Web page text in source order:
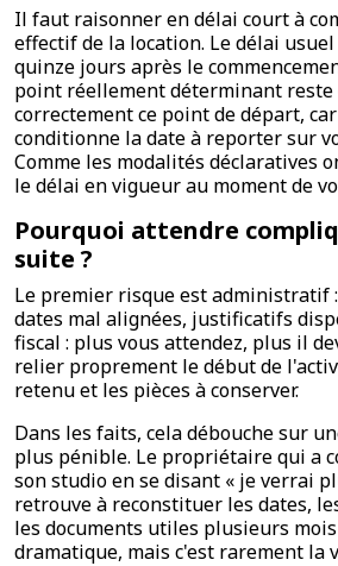
Il faut raisonner en délai court à
effectif de la location. Le délai
quinze jours après le
point réellement déterminant
correctement ce point de départ,
conditionne la date à reporter sur
Comme les modalités déclaratives
le délai en vigueur au moment de
Pourquoi attendre
suite ?
Le premier risque est administratif
dates mal alignées, justificatifs
fiscal : plus vous attendez, plus il
relier proprement le début de
retenu et les pièces à conserver.
Dans les faits, cela débouche sur
plus pénible. Le propriétaire qui a
son studio en se disant « je verrai
retrouve à reconstituer les dates,
les documents utiles plusieurs
dramatique, mais c'est rarement la